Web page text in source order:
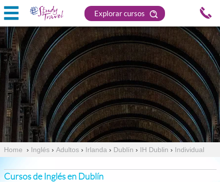
Explorar cursos
Home › Inglés › Adultos › Irlanda › Dublín › IH Dublin › Individual
Cursos de Inglés en Dublín